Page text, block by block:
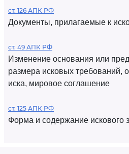
ст. 126 АПК РФ
Документы, прилагаемые к
ст. 49 АПК РФ
Изменение основания или
размера исковых требований,
иска, мировое соглашение
ст. 125 АПК РФ
Форма и содержание искового